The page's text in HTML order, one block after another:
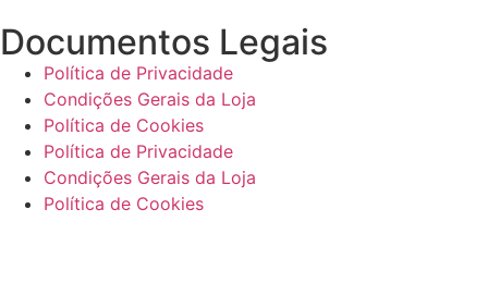
Documentos Legais
Política de Privacidade
Condições Gerais da Loja
Política de Cookies
Política de Privacidade
Condições Gerais da Loja
Política de Cookies